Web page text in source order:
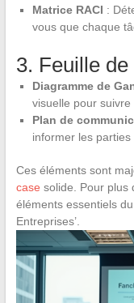
Matrice RACI :
vous que chaque
3. Feuille
Diagramme de
visuelle pour suivre
Plan de
informer les parties
Ces éléments sont
case solide. Pour plus
éléments essentiels
Entreprises’.